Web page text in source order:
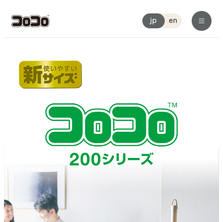
jp en
コロコロについて一覧
品質へのこだわり
人に地球にやさしい
ラインアップ一覧
用途から選ぶ
お部屋のどこでも
マルチフロア用
こんなシーンでコロコロする一覧